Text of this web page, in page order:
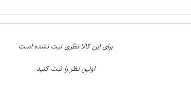
برای این کالا نظری ثبت نشده است
اولین نظر را ثبت کنید